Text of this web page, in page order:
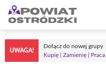
Przejdź
treści
UWAGA!
Dołącz do nowej grupy
Kupię | Zamienię | Praca